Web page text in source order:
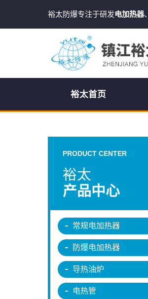
裕太防爆专注于研发电加热器、
裕太首页
PRODUCT CENTER
裕太
产品中心
常规电加热器
防爆电加热器
导热油炉
电热管